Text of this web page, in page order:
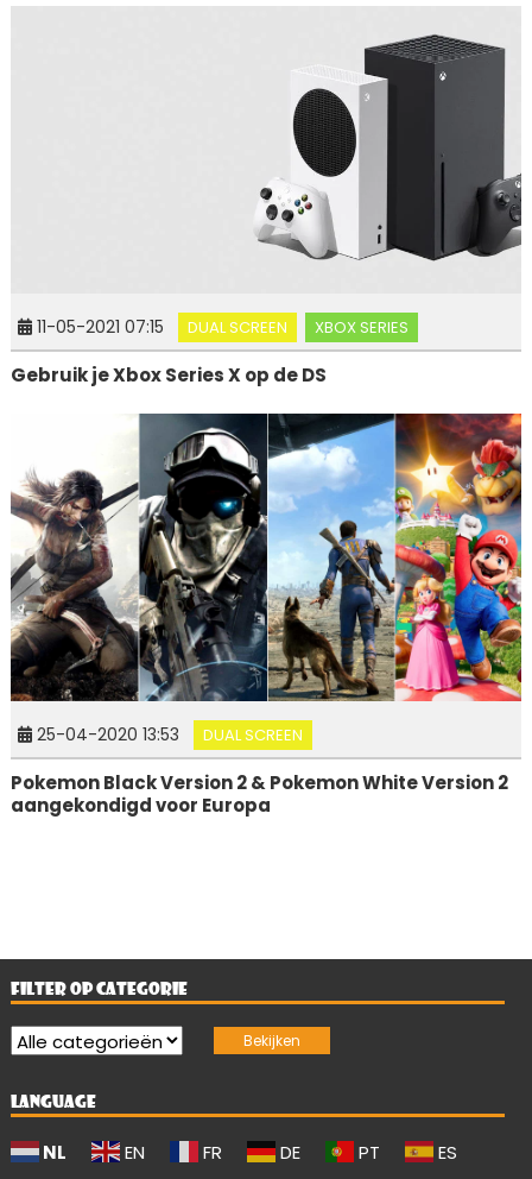
11-05-2021 07:15 DUAL SCREEN XBOX SERIES
Gebruik je Xbox Series X op de DS
25-04-2020 13:53 DUAL SCREEN
Pokemon Black Version 2 & Pokemon White Version 2
aangekondigd voor Europa
FILTER OP CATEGORIE
LANGUAGE
NL EN FR DE PT ES